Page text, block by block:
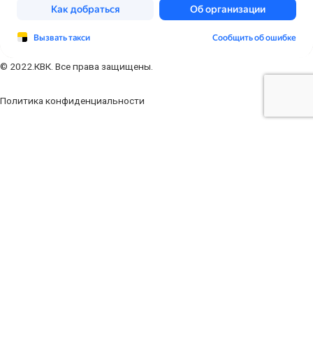
© 2022.КВК. Все права защищены.
Политика конфиденциальности